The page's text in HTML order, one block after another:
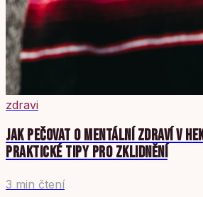
zdravi
JAK PEČOVAT O MENTÁLNÍ ZDRAVÍ V
PRAKTICKÉ TIPY PRO ZKLIDNĚNÍ
3 min čtení